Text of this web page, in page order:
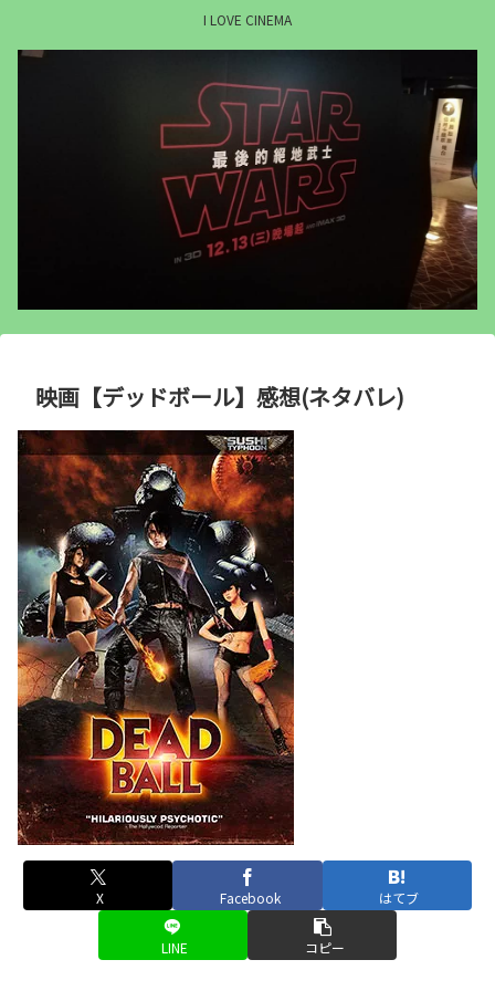
I LOVE CINEMA
映画【デッドボール】感想(ネタバレ)
X Facebook はてブ
LINE コピー